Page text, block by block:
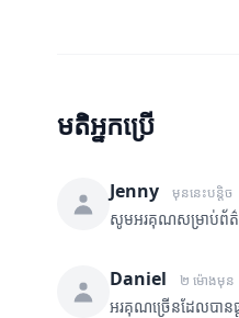
មតិអ្នកប្រើ
Jenny មុននេះបន្តិច
សូមអរគុណសម្រាប់ព័ត៌
Daniel ២ ម៉ោងមុន
អរគុណច្រើនដែលបាន